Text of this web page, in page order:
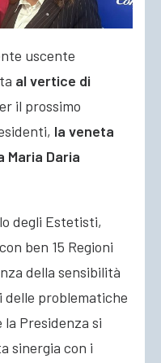
uscente
al vertice di
il prossimo
la veneta
Maria Daria
degli Estetisti,
ben 15 Regioni
della sensibilità
problematiche
Presidenza si
sinergia con i